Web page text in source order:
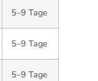
5–9 Tage
5–9 Tage
5–9 Tage